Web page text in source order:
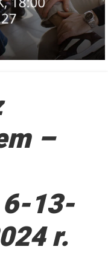
–
6-13-
r.